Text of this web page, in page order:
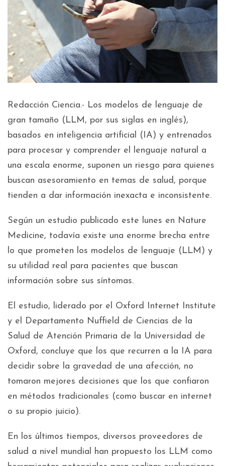
Redacción Ciencia.- Los modelos de lenguaje de
gran tamaño (LLM, por sus siglas en inglés),
basados en inteligencia artificial (IA) y entrenados
para procesar y comprender el lenguaje natural a
una escala enorme, suponen un riesgo para quienes
buscan asesoramiento en temas de salud, porque
tienden a dar información inexacta e inconsistente.
Según un estudio publicado este lunes en Nature
Medicine, todavía existe una enorme brecha entre
lo que prometen los modelos de lenguaje (LLM) y
su utilidad real para pacientes que buscan
información sobre sus síntomas.
El estudio, liderado por el Oxford Internet Institute
y el Departamento Nuffield de Ciencias de la
Salud de Atención Primaria de la Universidad de
Oxford, concluye que los que recurren a la IA para
decidir sobre la gravedad de una afección, no
tomaron mejores decisiones que los que confiaron
en métodos tradicionales (como buscar en internet
o su propio juicio).
En los últimos tiempos, diversos proveedores de
salud a nivel mundial han propuesto los LLM como